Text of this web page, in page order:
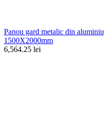
Panou gard metalic din
1500X2000mm
6,564.25 lei